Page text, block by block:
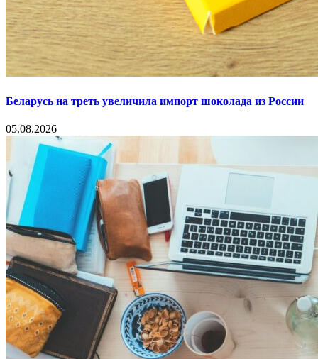
Беларусь на треть увеличила импорт шоколада из России
05.08.2026